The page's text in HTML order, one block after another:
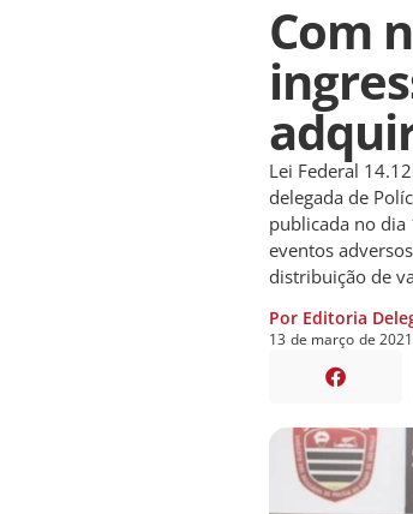
Com
Lei Federal
delegada de
publicada no dia
eventos
distribuição de
Por Editoria
13 de março de2021